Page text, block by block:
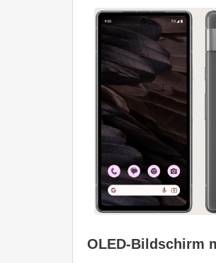
OLED-Bildschirm